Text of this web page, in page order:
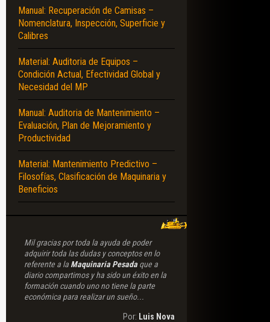
COMPONENTES
Manual: Recuperación de Camisas –
Nomenclatura, Inspección, Superficie y
Calibres
Material: Auditoria de Equipos –
Condición Actual, Efectividad Global y
Necesidad del MP
Manual: Auditoria de Mantenimiento –
Evaluación, Plan de Mejoramiento y
Productividad
Material: Mantenimiento Predictivo –
Filosofías, Clasificación de Maquinaria y
Beneficios
Mil gracias por toda la ayuda de poder
adquirir toda las dudas y conceptos en lo
referente a la Maquinaria Pesadaque a
diario compartimos y ha sido un éxito en la
formación cuando uno no tiene la parte
económica para realizar un sueño...
Por: Luis Nova